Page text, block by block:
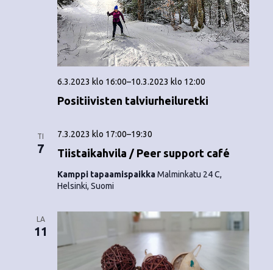
i
g
o
e
w
s
N
i
Positiivisten talviurheiluretki
6.3.2023 klo 16:00–10.3.2023 klo 12:00
TI
7 Tiistaikahvila / Peer support café
7.3.2023 klo 17:00–19:30
Kamppi tapaamispaikkaMalminkatu 24 C,
Helsinki, Suomi
LA
11